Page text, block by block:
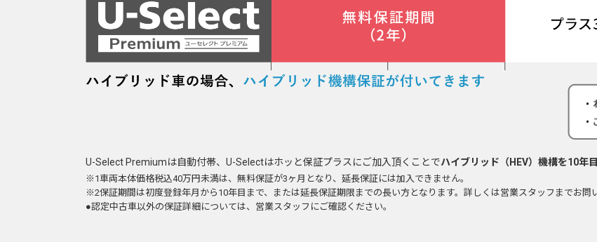
U-Select Premiumは自動付帯、U-Selectはホッと保証プラスにご加入頂くことでハイブリッド（HEV）機構を10年
※1車両本体価格税込40万円未満は、無料保証が3ヶ月となり、延長保証には加入できません。
※2保証期間は初度登録年月から10年目まで、または延長保証期限までの長い方となります。詳しくは営業スタッフまでお問
●認定中古車以外の保証詳細については、営業スタッフにご確認ください。